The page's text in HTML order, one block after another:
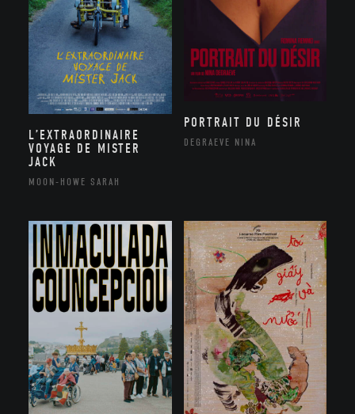
L’EXTRAORDINAIRE
VOYAGE DE MISTER
JACK
MOON-HOWE SARAH
PORTRAIT DU DÉSIR
DEGRAEVE NINA